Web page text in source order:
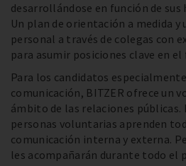
desarrollándose en función de
Un plan de orientación a medida y
personal a través de colegas con
para asumir posiciones clave en
Para los candidatos
comunicación, BITZER ofrece un
ámbito de las relaciones públicas.
personas voluntarias aprenden
comunicación interna y externa.
les acompañarán durante todo el